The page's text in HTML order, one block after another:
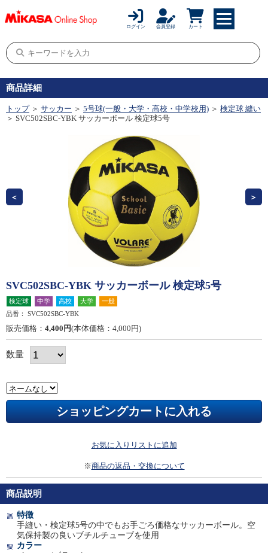
ログイン 会員登録 カート
商品詳細
トップ ＞ サッカー ＞ 5号球(一般・大学・高校・中学校用) ＞ 検定球 縫い
＞ SVC502SBC-YBK サッカーボール 検定球5号
SVC502SBC-YBK サッカーボール 検定球5号
検定球 中学 高校 大学
一般
品番：
SVC502SBC-YBK
販売価格： 4,400円(本体価格：4,000円)
数量
お気に入りリストに追加
※商品の返品・交換について
商品説明
特徴
手縫い・検定球5号の中でもお手ごろ価格なサッカーボール。空
気保持製の良いブチルチューブを使用
カラー